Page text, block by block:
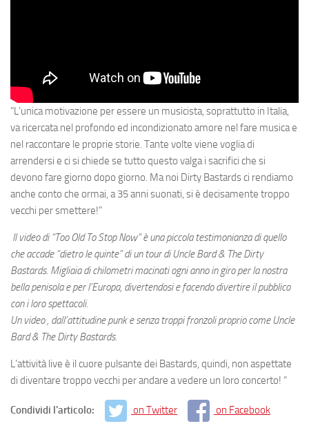
“L’unica motivazione per essere un musicista, soprattutto in Italia,
va ricercata nel profondo ed incondizionato amore nel fare musica e
nel raccontare le proprie storie. Tante volte viene voglia di
arrendersi e ci si chiede se tutto questo valga i sacrifici che si
devono fare giorno dopo giorno. Ma noi Dirty Bastards ci rendiamo
anche conto che ormai, a 35 anni suonati, si è decisamente troppo
vecchi per smettere!”
Il video di “Too Old To Stop Now” è una piccola testimonianza di quello
che accade “dietro le quinte” di un tour di Uncle Bard & The Dirty
Bastards. Migliaia di chilometri macinati ogni anno in giro per la nostra
bella penisola e per l’Europa, divertendosi e facendo divertire il pubblico
con i loro spettacoli.
Un video , dall’attitudine punk e senza troppi fronzoli proprio come Uncle
Bard & The Dirty Bastards.
L’attività live è il cuore pulsante dei Bastards, quindi, non aspettate
di diventare troppo vecchi per andare a vedere un loro concerto! “
Condividi l'articolo: on Twitter on Facebook